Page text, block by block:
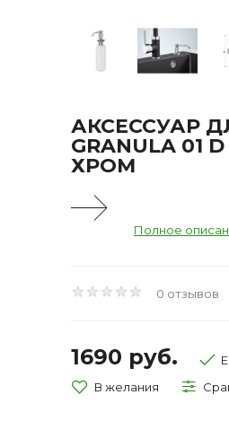
АКСЕССУАР
GRANULA 01
ХРОМ
Полное
0 отзывов
1690 руб.